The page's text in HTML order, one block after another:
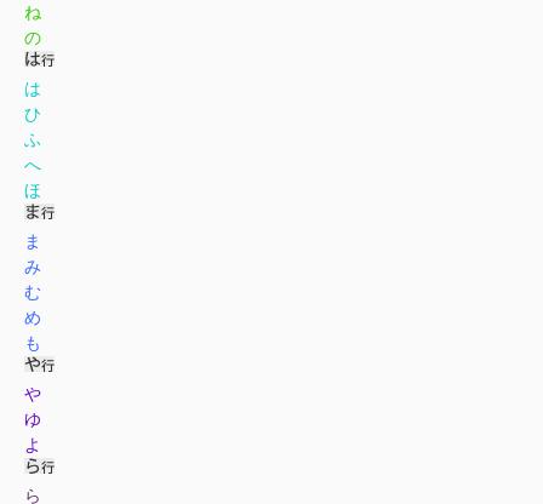
ね
の
は
ひ
ふ
へ
ほ
ま
み
む
め
も
や
ゆ
よ
ら